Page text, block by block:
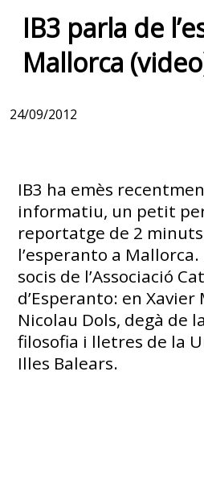
IB3 parla de
Mallorca
24/09/2012
IB3 ha emès
informatiu, un petit
reportatge de 2
l’esperanto a
socis de l’Associació
d’Esperanto: en Xavier
Nicolau Dols, degà de
filosofia i lletres de la
Illes Balears.